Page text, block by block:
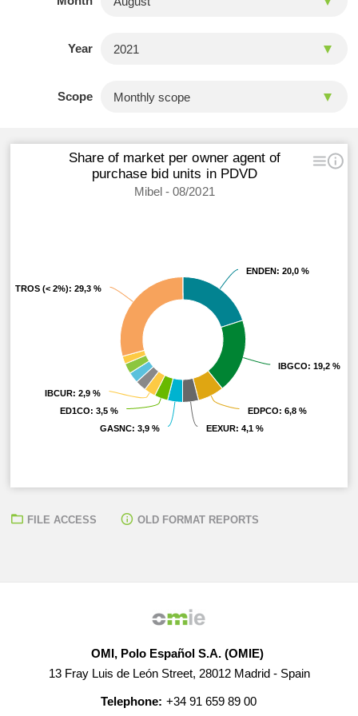
Year
Scope
Share of market per owner agent of
purchase bid units in PDVD
Mibel - 08/2021
ENDEN: 20,0 %
ENDEN: 20,0 %
IBGCO: 19,2 %
IBGCO: 19,2 %
EDPCO: 6,8 %
EDPCO: 6,8 %
EEXUR: 4,1 %
EEXUR: 4,1 %
GASNC: 3,9 %
GASNC: 3,9 %
ED1CO: 3,5 %
ED1CO: 3,5 %
IBCUR: 2,9 %
IBCUR: 2,9 %
OTROS (< 2%): 29,3 %
OTROS (< 2%): 29,3 %
FILE ACCESS OLD FORMAT REPORTS
OMI, Polo Español S.A. (OMIE)
13 Fray Luis de León Street, 28012 Madrid - Spain
Telephone: +34 91 659 89 00